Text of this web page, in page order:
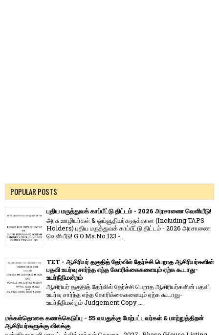
POPULAR POSTS
புதிய மருத்துவக் காப்பீட்டு திட்டம் - 2026 அரசாணை வெளியீடு!
அரசு ஊழியர்கள் & ஓய்வூதியர்களுக்கான (Including TAPS
Holders) புதிய மருத்துவக் காப்பீட்டு திட்டம் - 2026 அரசாணை
வெளியீடு! G.O.Ms.No.123 -...
TET - ஆசிரியர் தகுதித் தேர்வில் தேர்ச்சி பெறாத ஆசிரியர்களின்
பதவி உயர்வு சார்ந்த எந்த கோரிக்கைகளையும் ஏற்க கூடாது-
உயர்நீதிமன்றம்
ஆசிரியர் தகுதித் தேர்வில் தேர்ச்சி பெறாத ஆசிரியர்களின் பதவி
உயர்வு சார்ந்த எந்த கோரிக்கைகளையும் ஏற்க கூடாது-
உயர்நீதிமன்றம் Judgement Copy ...
மக்கள்தொகை கணக்கெடுப்பு - 55 வயதுக்கு மேற்பட்டவர்கள் & மாற்றுத்திறன்
ஆசிரியர்களுக்கு விலக்கு